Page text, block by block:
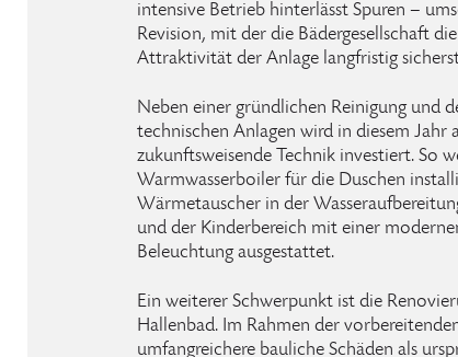
intensive Betrieb hinterlässt Spuren –
Revision, mit der die Bädergesellschaft
Attraktivität der Anlage langfristig
Neben einer gründlichen Reinigung und
technischen Anlagen wird in diesem Jahr
zukunftsweisende Technik investiert. So
Warmwasserboiler für die Duschen
Wärmetauscher in der
und der Kinderbereich mit einer
Beleuchtung ausgestattet.
Ein weiterer Schwerpunkt ist die
Hallenbad. Im Rahmen der
umfangreichere bauliche Schäden als